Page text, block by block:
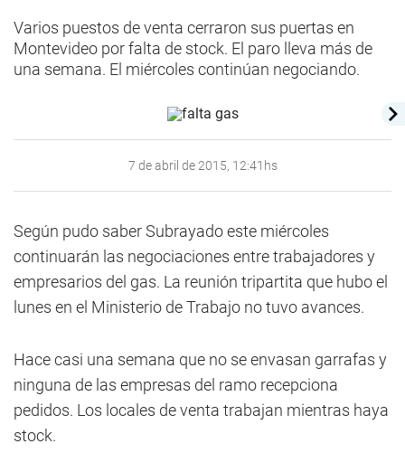
Varios puestos de venta cerraron sus puertas en
Montevideo por falta de stock. El paro lleva más de
una semana. El miércoles continúan negociando.
7 de abril de 2015, 12:41hs
Según pudo saber Subrayado este miércoles
continuarán las negociaciones entre trabajadores y
empresarios del gas. La reunión tripartita que hubo el
lunes en el Ministerio de Trabajo no tuvo avances.
Hace casi una semana que no se envasan garrafas y
ninguna de las empresas del ramo recepciona
pedidos. Los locales de venta trabajan mientras haya
stock.